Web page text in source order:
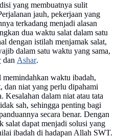
yang membuatnya sulit
jauh, pekerjaan yang
terkadang menjadi alasan
dua waktu salat dalam satu
dengan istilah menjamak salat,
dalam satu waktu yang sama,
dan Ashar.
waktu ibadah,
dan niat yang perlu dipahami
Kesalahan dalam niat atau tata
sah, sehingga penting bagi
secara benar. Dengan
salat dapat menjadi solusi yang
ibadah di hadapan Allah SWT.